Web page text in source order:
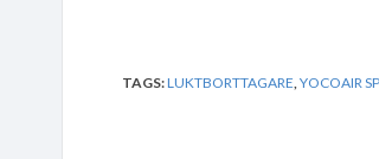
TAGS:LUKTBORTTAGARE YOCOAIR